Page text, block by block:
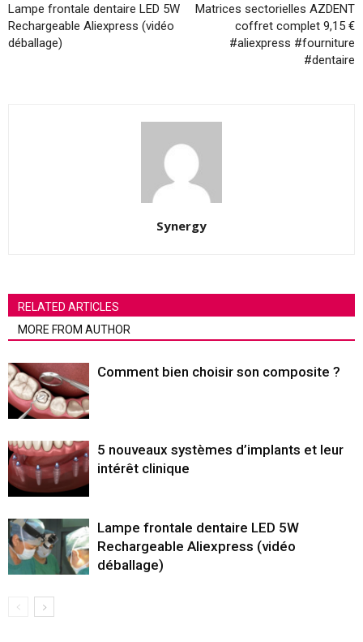
Lampe frontale dentaire LED 5W
Rechargeable Aliexpress (vidéo
déballage)
Matrices sectorielles AZDENT
coffret complet 9,15 €
#aliexpress #fourniture
#dentaire
Synergy
RELATED ARTICLES
MORE FROM AUTHOR
Comment bien choisir son composite ?
5 nouveaux systèmes d’implants et leur
intérêt clinique
Lampe frontale dentaire LED 5W
Rechargeable Aliexpress (vidéo
déballage)